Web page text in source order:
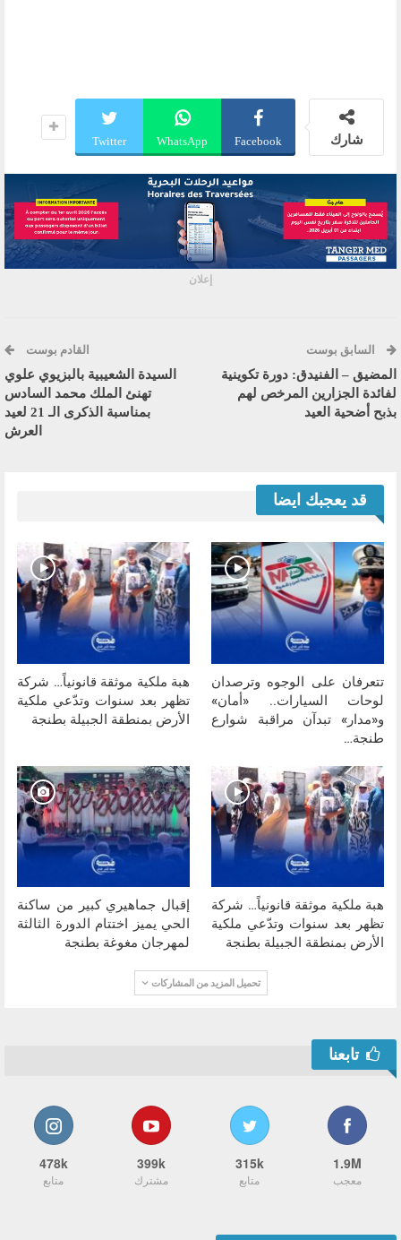
شارك Facebook
WhatsApp
Twitter
إعلان
السابق بوست
المضيق – الفنيدق: دورة تكوينية
لفائدة الجزارين المرخص لهم
بذبح أضحية العيد
القادم بوست
السيدة الشعيبية بالبزيوي علوي
تهنئ الملك محمد السادس
بمناسبة الذكرى الـ 21 لعيد
العرش
قد يعجبك ايضا
تتعرفان على الوجوه وترصدان
لوحات السيارات.. «أمان»
و«مدار» تبدآن مراقبة شوارع
طنجة…
هبة ملكية موثقة قانونياً… شركة
تظهر بعد سنوات وتدّعي ملكية
الأرض بمنطقة الجبيلة بطنجة
هبة ملكية موثقة قانونياً… شركة
تظهر بعد سنوات وتدّعي ملكية
الأرض بمنطقة الجبيلة بطنجة
إقبال جماهيري كبير من ساكنة
الحي يميز اختتام الدورة الثالثة
لمهرجان مغوغة بطنجة
تحميل المزيد من المشاركات
تابعنا
1.9M
معجب
315k
متابع
399k
مشترك
478k
متابع